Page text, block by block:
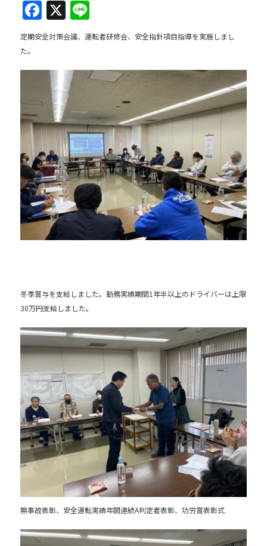
F
a
c
e
b
o
o
k
X Li
n
e
定期安全対策会議、運転者研修会、安全指針項目指導を実施しまし
た。
冬季賞与を支給しました。勤務実績期間1年半以上のドライバーは上限
30万円支給しました。
無事故表彰、安全運転実績年間連続A判定者表彰、功労賞表彰式